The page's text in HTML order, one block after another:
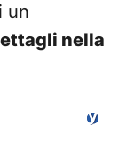
un
nella